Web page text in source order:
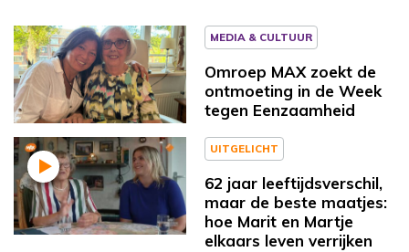
MEDIA & CULTUUR
Omroep MAX zoekt de
ontmoeting in de Week
tegen Eenzaamheid
UITGELICHT
62 jaar leeftijdsverschil,
maar de beste maatjes:
hoe Marit en Martje
elkaars leven verrijken